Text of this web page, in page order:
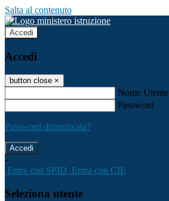
Salta al contenuto
Accedi
Accedi
button close ×
Nome Utente
Password
Password dimenticata?
-
Entra con SPID Entra con CIE
Seleziona utente